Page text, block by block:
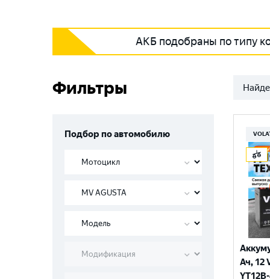
АКБ подобраны по типу
Фильтры
Подбор по автомобилю
Ач, 12